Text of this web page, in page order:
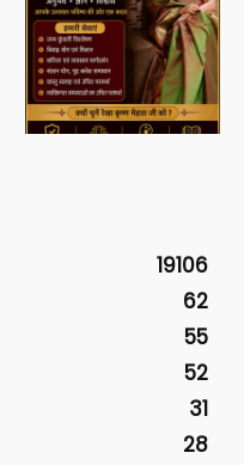
19106
62
55
52
31
28